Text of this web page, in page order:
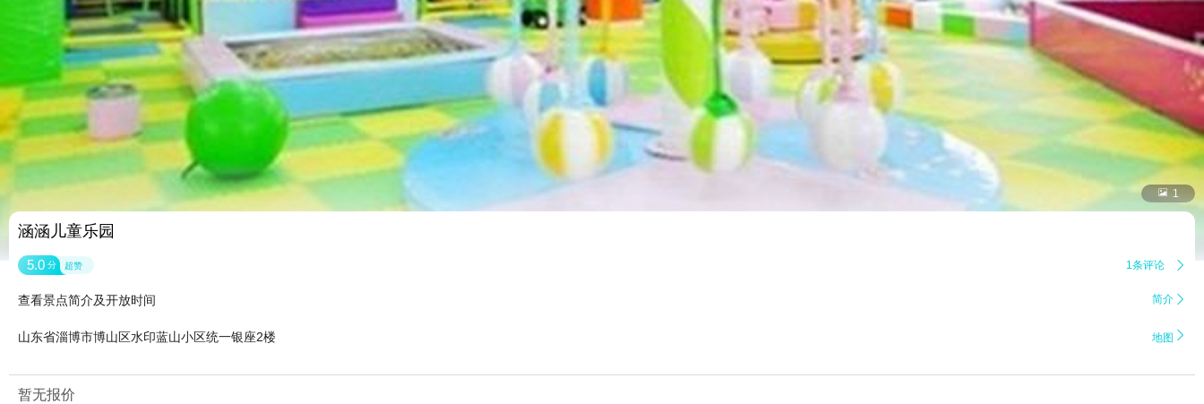
 1
涵涵儿童乐园
5.0 分 超赞 1条评论 
查看景点简介及开放时间 简介 
山东省淄博市博山区水印蓝山小区统一银座2楼 地图 
暂无报价